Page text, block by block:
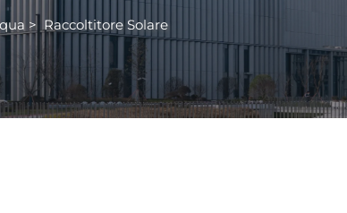
> Raccoltitore Solare